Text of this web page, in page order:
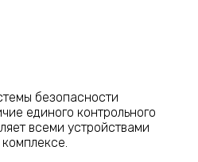
безопасности
единого контрольного
всеми устройствами